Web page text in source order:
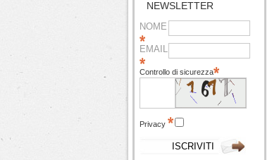
NEWSLETTER
NOME
EMAIL
Controllo di sicurezza
Privacy